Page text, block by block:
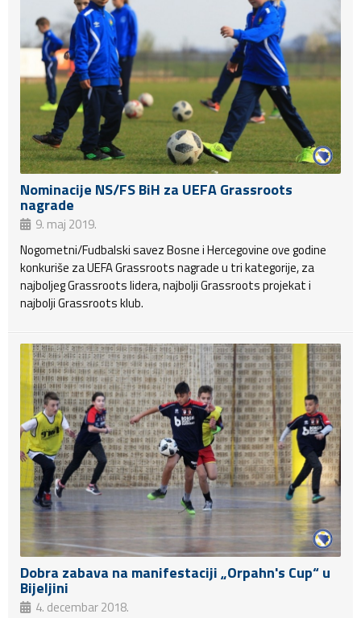
Nominacije NS/FS BiH za UEFA Grassroots
nagrade
9. maj 2019.
Nogometni/Fudbalski savez Bosne i Hercegovine ove godine
konkuriše za UEFA Grassroots nagrade u tri kategorije, za
najboljeg Grassroots lidera, najbolji Grassroots projekat i
najbolji Grassroots klub.
Dobra zabava na manifestaciji „Orpahn's Cup“ u
Bijeljini
4. decembar 2018.